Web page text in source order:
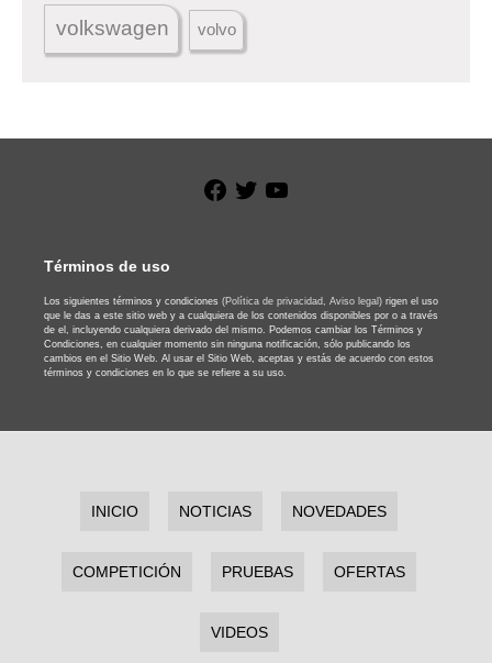
volkswagen volvo
Facebook
Twitter
Términos de uso
Los siguientes términos y condiciones (Política de privacidad, Aviso legal) rigen el uso
que le das a este sitio web y a cualquiera de los contenidos disponibles por o a través
de el, incluyendo cualquiera derivado del mismo. Podemos cambiar los Términos y
Condiciones, en cualquier momento sin ninguna notificación, sólo publicando los
cambios en el Sitio Web. Al usar el Sitio Web, aceptas y estás de acuerdo con estos
términos y condiciones en lo que se refiere a su uso.
INICIO NOTICIAS NOVEDADES
COMPETICIÓN PRUEBAS OFERTAS
VIDEOS